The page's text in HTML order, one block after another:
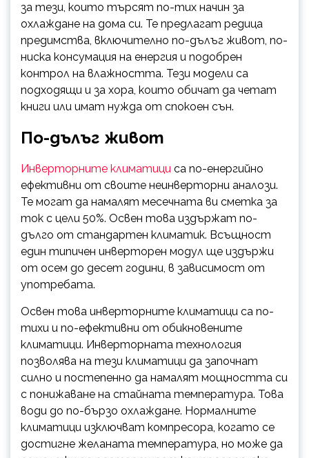
за тези, които търсят по-тих начин за
охлаждане на дома си. Те предлагат редица
предимства, включително по-дълъг живот, по-
ниска консумация на енергия и подобрен
контрол на влажността. Тези модели са
подходящи и за хора, които обичат да четат
книги или имат нужда от спокоен сън.
По-дълъг живот
Инверторните климатици са по-енергийно
ефективни от своите неинверторни аналози.
Те могат да намалят месечната ви сметка за
ток с цели 50%. Освен това издържат по-
дълго от стандартен климатик. Всъщност
един типичен инверторен модул ще издържи
от осем до десет години, в зависимост от
употребата.
Освен това инверторните климатици са по-
тихи и по-ефективни от обикновените
климатици. Инверторната технология
позволява на тези климатици да започнат
силно и постепенно да намалят мощността си
с понижаване на стайната температура. Това
води до по-бързо охлаждане. Нормалните
климатици изключват компресора, когато се
достигне желаната температура, но може да